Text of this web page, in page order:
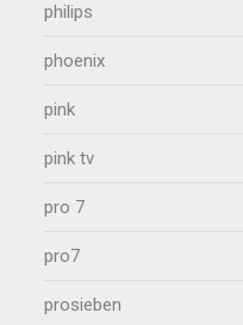
philips
phoenix
pink
pink tv
pro 7
pro7
prosieben